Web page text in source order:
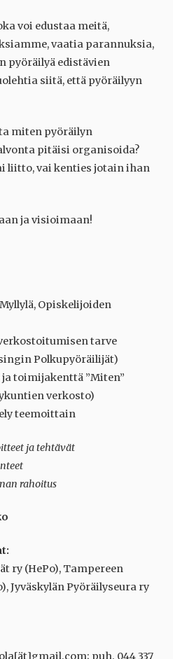
voi edustaa meitä,
vaatia parannuksia,
pyöräilyä edistävien
siitä, että pyöräilyyn
miten pyöräilyn
pitäisi organisoida?
liitto, vai kenties jotain ihan
ja visioimaan!
Opiskelijoiden
tarve
Polkupyöräilijät)
toimijakenttä ”Miten”
verkosto)
teemoittain
ja tehtävät
rahoitus
ry (HePo), Tampereen
Jyväskylän Pyöräilyseura ry